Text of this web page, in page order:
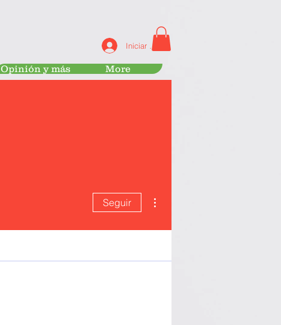
Iniciar sesión
Opinión y más More
Seguir